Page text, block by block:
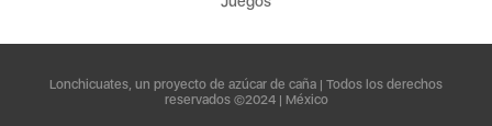
Lonchicuates, un proyecto de azúcar de caña | Todos los derechos
reservados ©2024 | México